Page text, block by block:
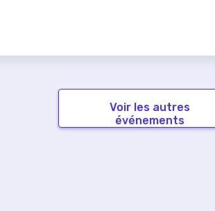
Voir les autres
événements